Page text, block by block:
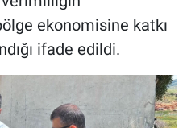
ekonomisine katkı
ifade edildi.